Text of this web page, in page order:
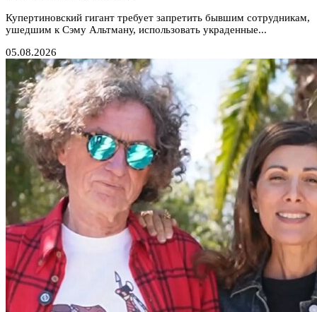
Купертиновский гигант требует запретить бывшим сотрудникам,
ушедшим к Сэму Альтману, использовать украденные...
05.08.2026